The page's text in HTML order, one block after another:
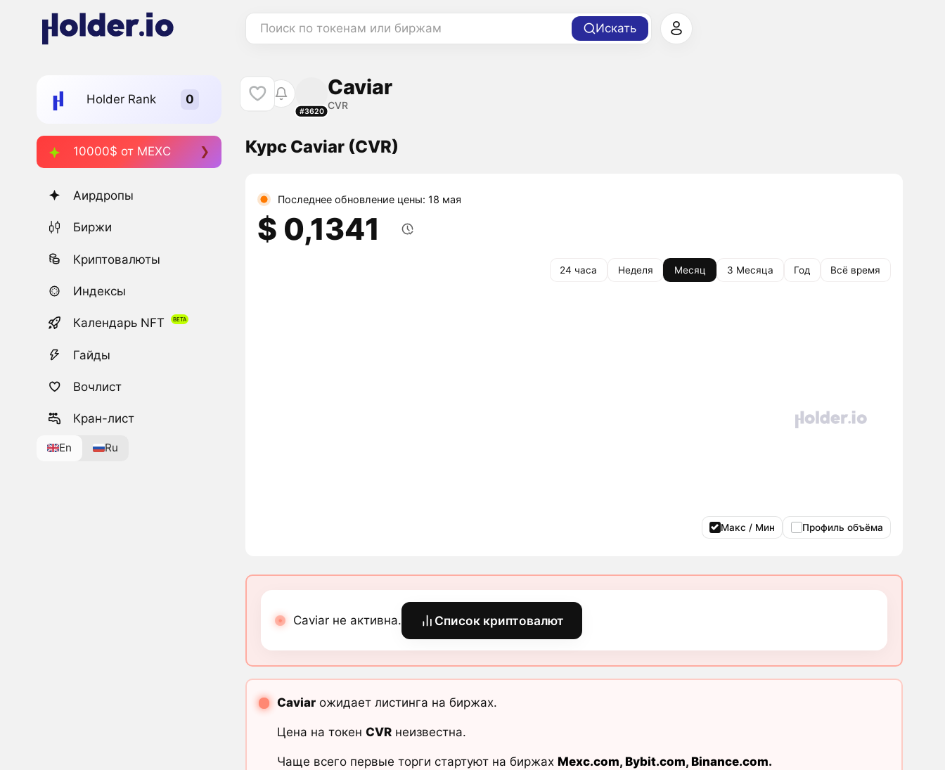
Поиск по токенам или биржам Искать
Holder Rank
10000$ от MEXC
Аирдропы
Биржи
Криптовалюты
Индексы
Календарь NFT
Гайды
Вочлист
Кран-лист
En Ru
#3620
Caviar
CVR
Курс Caviar (CVR)
Последнее обновление цены: 18 мая
$ 0,1341
24 часа Неделя Месяц 3 Месяца Год Всё время
Макс / Мин Профиль объёма
Caviar не активна. Список криптовалют
Caviarожидает листинга на биржах.
Цена на токен CVRнеизвестна.
Чаще всего первые торги стартуют на биржах Mexc.com, Bybit.com, Binance.com.